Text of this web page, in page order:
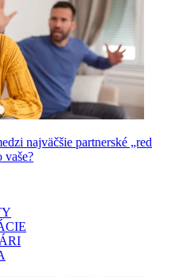
najväčšie partnerské „red
vaše?